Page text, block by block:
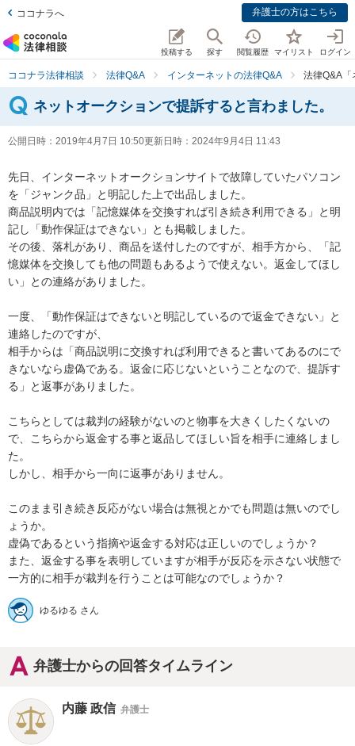
ココナラへ 弁護士の方はこちら
投稿する 探す 閲覧履歴 マイリスト ログイン
ココナラ法律相談 法律Q&A インターネットの法律Q&A 法律Q&A
ネットオークションで提訴すると言わました。
公開日時： 2019年4月7日 10:50更新日時： 2024年9月4日 11:43
先日、インターネットオークションサイトで故障していたパソコン
を「ジャンク品」と明記した上で出品しました。
商品説明内では「記憶媒体を交換すれば引き続き利用できる」と明
記し「動作保証はできない」とも掲載しました。
その後、落札があり、商品を送付したのですが、相手方から、「記
憶媒体を交換しても他の問題もあるようで使えない。返金してほし
い」との連絡がありました。
一度、「動作保証はできないと明記しているので返金できない」と
連絡したのですが、
相手からは「商品説明に交換すれば利用できると書いてあるのにで
きないなら虚偽である。返金に応じないということなので、提訴す
る」と返事がありました。
こちらとしては裁判の経験がないのと物事を大きくしたくないの
で、こちらから返金する事と返品してほしい旨を相手に連絡しまし
た。
しかし、相手から一向に返事がありません。
このまま引き続き反応がない場合は無視とかでも問題は無いのでし
ょうか。
虚偽であるという指摘や返金する対応は正しいのでしょうか？
また、返金する事を表明していますが相手が反応を示さない状態で
一方的に相手が裁判を行うことは可能なのでしょうか？
ゆるゆる さん
弁護士からの回答タイムライン
内藤 政信 弁護士